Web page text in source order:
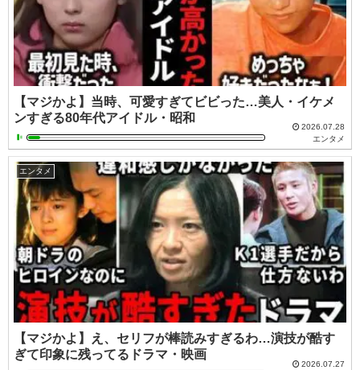
【マジかよ】当時、可愛すぎてビビった…美人・イケメ
ンすぎる80年代アイドル・昭和
2026.07.28
エンタメ
エンタメ
【マジかよ】え、セリフが棒読みすぎるわ…演技が酷す
ぎて印象に残ってるドラマ・映画
2026.07.27